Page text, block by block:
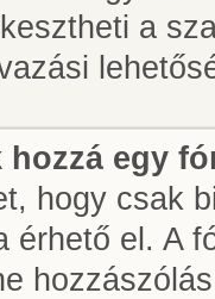
a
hozzá egy
hogy csak
érhető el. A